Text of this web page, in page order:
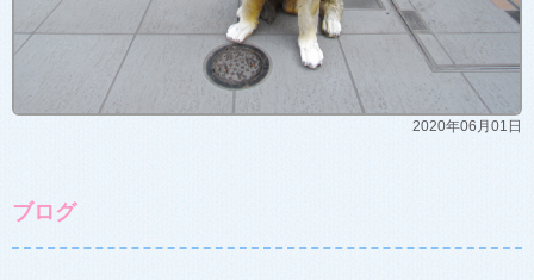
2020年06月01日
ブログ